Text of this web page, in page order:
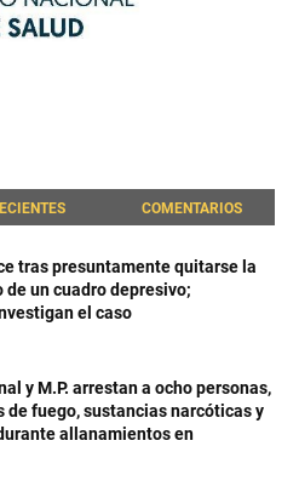
COMENTARIOS
tras presuntamente quitarse la
de un cuadro depresivo;
el caso
y M.P. arrestan a ocho personas,
de fuego, sustancias narcóticas y
allanamientos en